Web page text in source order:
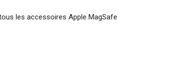
les accessoires Apple MagSafe